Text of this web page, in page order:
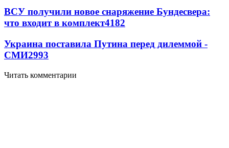
ВСУ получили новое снаряжение Бундесвера:
что входит в комплект4182
Украина поставила Путина перед дилеммой -
СМИ2993
Читать комментарии